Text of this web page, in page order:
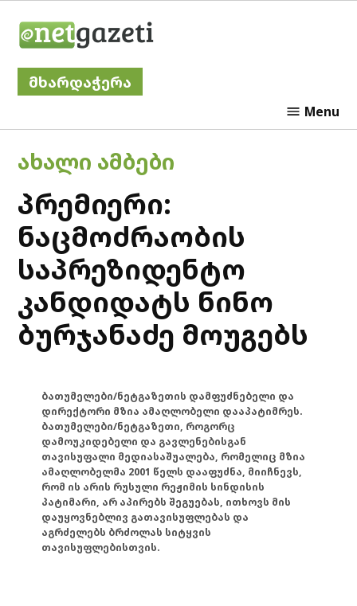
მხარდაჭერა
Menu
POSTED
IN
ᲐᲮᲐᲚᲘ ᲐᲛᲑᲔᲑᲘ
პრემიერი:
ნაცმოძრაობის
საპრეზიდენტო
კანდიდატს ნინო
ბურჯანაძე მოუგებს
ბათუმელები/ნეტგაზეთის დამფუძნებელი და
დირექტორი მზია ამაღლობელი დააპატიმრეს.
ბათუმელები/ნეტგაზეთი, როგორც
დამოუკიდებელი და გავლენებისგან
თავისუფალი მედიასაშუალება, რომელიც მზია
ამაღლობელმა 2001 წელს დააფუძნა, მიიჩნევს,
რომ ის არის რუსული რეჟიმის სინდისის
პატიმარი, არ აპირებს შეგუებას, ითხოვს მის
დაუყოვნებლივ გათავისუფლებას და
აგრძელებს ბრძოლას სიტყვის
თავისუფლებისთვის.